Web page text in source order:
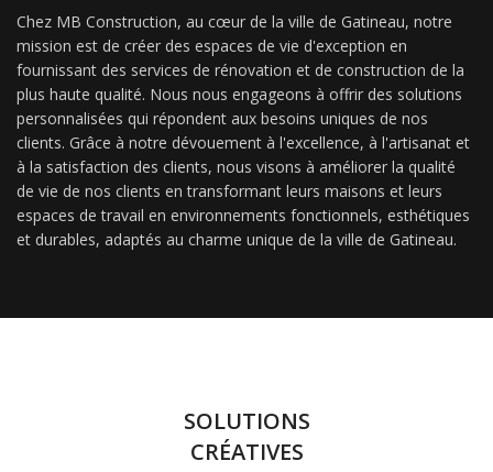
Chez MB Construction, au cœur de la ville de Gatineau, notre
mission est de créer des espaces de vie d'exception en
fournissant des services de rénovation et de construction de la
plus haute qualité. Nous nous engageons à offrir des solutions
personnalisées qui répondent aux besoins uniques de nos
clients. Grâce à notre dévouement à l'excellence, à l'artisanat et
à la satisfaction des clients, nous visons à améliorer la qualité
de vie de nos clients en transformant leurs maisons et leurs
espaces de travail en environnements fonctionnels, esthétiques
et durables, adaptés au charme unique de la ville de Gatineau.
SOLUTIONS
CRÉATIVES